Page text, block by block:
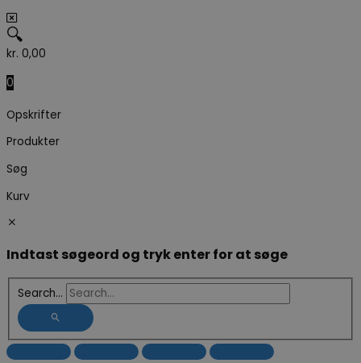
🔍
kr. 0,00
0
Opskrifter
Produkter
Søg
Kurv
Indtast søgeord og tryk enter for at søge
Search...